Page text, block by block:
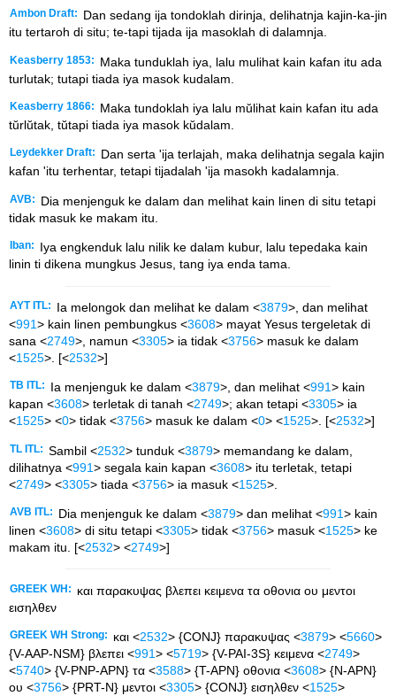
Ambon Draft:
Dan sedang ija tondoklah dirinja, delihatnja kajin-ka-jin
itu tertaroh di situ; te-tapi tijada ija masoklah di dalamnja.
Keasberry 1853:
Maka tunduklah iya, lalu mulihat kain kafan itu ada
turlutak; tutapi tiada iya masok kudalam.
Keasberry 1866:
Maka tundoklah iya lalu mŭlihat kain kafan itu ada
tŭrlŭtak, tŭtapi tiada iya masok kŭdalam.
Leydekker Draft:
Dan serta 'ija terlajah, maka delihatnja segala kajin
kafan 'itu terhentar, tetapi tijadalah 'ija masokh kadalamnja.
AVB:
Dia menjenguk ke dalam dan melihat kain linen di situ tetapi
tidak masuk ke makam itu.
Iban:
Iya engkenduk lalu nilik ke dalam kubur, lalu tepedaka kain
linin ti dikena mungkus Jesus, tang iya enda tama.
AYT ITL: Ia melongok dan melihat ke dalam <3879>, dan melihat
<991> kain linen pembungkus <3608> mayat Yesus tergeletak di
sana <2749>, namun <3305> ia tidak <3756> masuk ke dalam
<1525>. [<2532>]
TB ITL: Ia menjenguk ke dalam <3879>, dan melihat <991> kain
kapan <3608> terletak di tanah <2749>; akan tetapi <3305> ia
<1525> <0> tidak <3756> masuk ke dalam <0> <1525>. [<2532>]
TL ITL: Sambil <2532> tunduk <3879> memandang ke dalam,
dilihatnya <991> segala kain kapan <3608> itu terletak, tetapi
<2749> <3305> tiada <3756> ia masuk <1525>.
AVB ITL: Dia menjenguk ke dalam <3879> dan melihat <991> kain
linen <3608> di situ tetapi <3305> tidak <3756> masuk <1525> ke
makam itu. [<2532> <2749>]
GREEK WH:
και παρακυψας βλεπει κειμενα τα οθονια ου μεντοι
εισηλθεν
GREEK WH Strong: και <2532> {CONJ} παρακυψας <3879> <5660>
{V-AAP-NSM} βλεπει <991> <5719> {V-PAI-3S} κειμενα <2749>
<5740> {V-PNP-APN} τα <3588> {T-APN} οθονια <3608> {N-APN}
ου <3756> {PRT-N} μεντοι <3305> {CONJ} εισηλθεν <1525>